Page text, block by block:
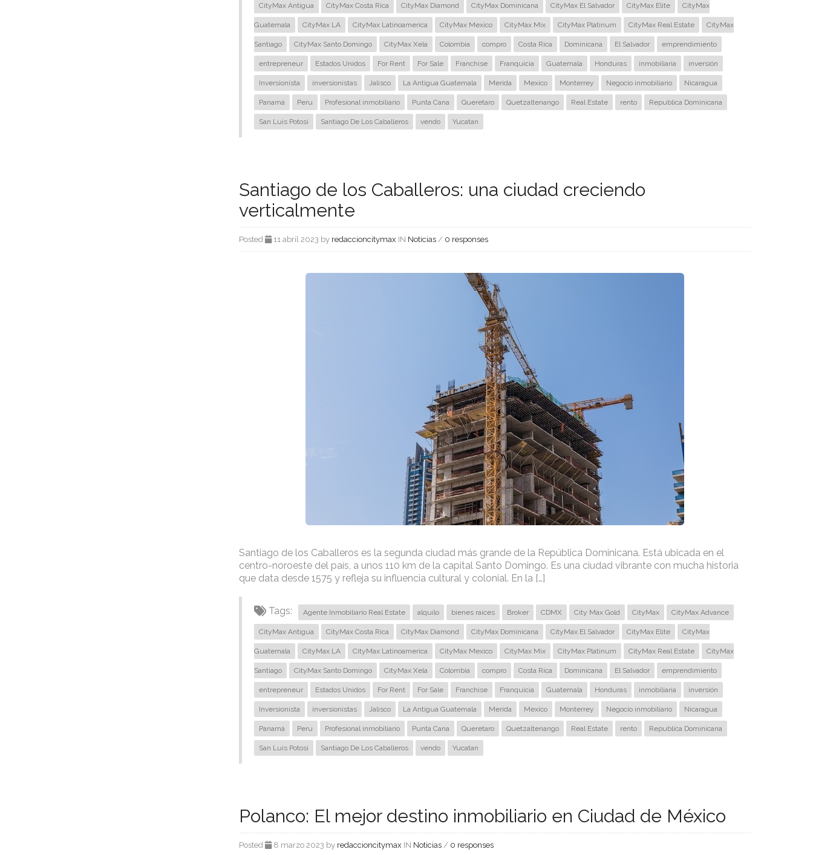
CityMax Antigua CityMax Costa Rica CityMax Diamond CityMax Dominicana CityMax El Salvador CityMax Elite CityMax
Guatemala CityMax LA CityMax Latinoamerica CityMax Mexico CityMax Mix CityMax Platinum CityMax Real Estate CityMax
Santiago CityMax Santo Domingo CityMax Xela Colombia compro Costa Rica Dominicana El Salvador emprendimiento
entrepreneur Estados Unidos For Rent For Sale Franchise Franquicia Guatemala Honduras inmobiliaria inversión
Inversionista inversionistas Jalisco La Antigua Guatemala Merida Mexico Monterrey Negocio inmobiliario Nicaragua
Panamá Peru Profesional inmobiliario Punta Cana Queretaro Quetzaltenango Real Estate rento Republica Dominicana
San Luis Potosi Santiago De Los Caballeros vendo Yucatan
Santiago de los Caballeros: una ciudad creciendo
verticalmente
Posted 11 abril 2023 by redaccioncitymax IN Noticias/ 0 responses
Santiago de los Caballeros es la segunda ciudad más grande de la República Dominicana. Está ubicada en el
centro-noroeste del país, a unos 110 km de la capital Santo Domingo. Es una ciudad vibrante con mucha historia
que data desde 1575 y refleja su influencia cultural y colonial. En la […]
Tags: Agente Inmobiliario Real Estate alquilo bienes raices Broker CDMX City Max Gold CityMax CityMax Advance
CityMax Antigua CityMax Costa Rica CityMax Diamond CityMax Dominicana CityMax El Salvador CityMax Elite CityMax
Guatemala CityMax LA CityMax Latinoamerica CityMax Mexico CityMax Mix CityMax Platinum CityMax Real Estate CityMax
Santiago CityMax Santo Domingo CityMax Xela Colombia compro Costa Rica Dominicana El Salvador emprendimiento
entrepreneur Estados Unidos For Rent For Sale Franchise Franquicia Guatemala Honduras inmobiliaria inversión
Inversionista inversionistas Jalisco La Antigua Guatemala Merida Mexico Monterrey Negocio inmobiliario Nicaragua
Panamá Peru Profesional inmobiliario Punta Cana Queretaro Quetzaltenango Real Estate rento Republica Dominicana
San Luis Potosi Santiago De Los Caballeros vendo Yucatan
Polanco: El mejor destino inmobiliario en Ciudad de México
Posted 8 marzo 2023 by redaccioncitymax IN Noticias/ 0 responses